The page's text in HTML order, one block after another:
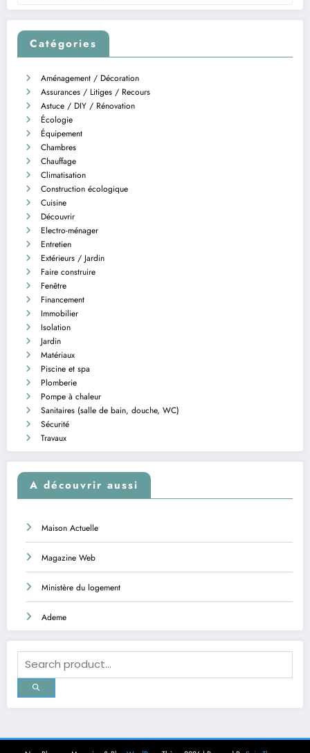
Catégories
Aménagement / Décoration
Assurances / Litiges / Recours
Astuce / DIY / Rénovation
Écologie
Équipement
Chambres
Chauffage
Climatisation
Construction écologique
Cuisine
Découvrir
Electro-ménager
Entretien
Extérieurs / Jardin
Faire construire
Fenêtre
Financement
Immobilier
Isolation
Jardin
Matériaux
Piscine et spa
Plomberie
Pompe à chaleur
Sanitaires (salle de bain, douche, WC)
Sécurité
Travaux
A découvrir aussi
Maison Actuelle
Magazine Web
Ministère du logement
Ademe